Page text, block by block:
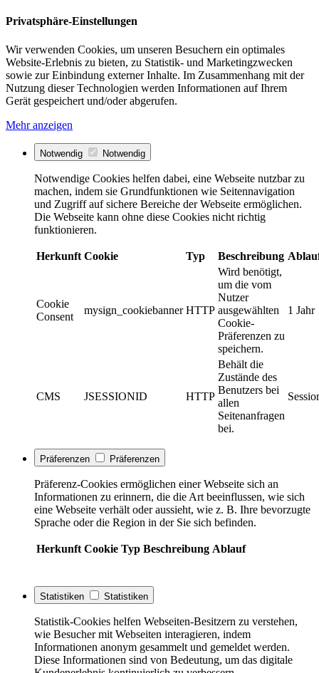
Privatsphäre-Einstellungen
Wir verwenden Cookies, um unseren Besuchern ein optimales
Website-Erlebnis zu bieten, zu Statistik- und Marketingzwecken
sowie zur Einbindung externer Inhalte. Im Zusammenhang mit der
Nutzung dieser Technologien werden Informationen auf Ihrem
Gerät gespeichert und/oder abgerufen.
Mehr anzeigen
Notwendig Notwendig
Notwendige Cookies helfen dabei, eine Webseite nutzbar zu
machen, indem sie Grundfunktionen wie Seitennavigation
und Zugriff auf sichere Bereiche der Webseite ermöglichen.
Die Webseite kann ohne diese Cookies nicht richtig
funktionieren.
Herkunft Cookie Typ Beschreibung
Cookie
Consent
mysign_cookiebanner HTTP
Wird benötigt,
um die vom
Nutzer
ausgewählten
Cookie-
Präferenzen zu
speichern.
1 Jahr
CMS JSESSIONID HTTP
Behält die
Zustände des
Benutzers bei
allen
Seitenanfragen
bei.
Präferenzen Präferenzen
Präferenz-Cookies ermöglichen einer Webseite sich an
Informationen zu erinnern, die die Art beeinflussen, wie sich
eine Webseite verhält oder aussieht, wie z. B. Ihre bevorzugte
Sprache oder die Region in der Sie sich befinden.
Herkunft Cookie Typ Beschreibung Ablauf
Statistiken Statistiken
Statistik-Cookies helfen Webseiten-Besitzern zu verstehen,
wie Besucher mit Webseiten interagieren, indem
Informationen anonym gesammelt und gemeldet werden.
Diese Informationen sind von Bedeutung, um das digitale